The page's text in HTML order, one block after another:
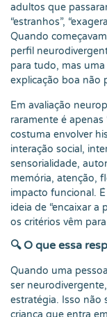
adultos que
“estranhos”,
Quando
perfil
para tudo, mas uma
explicação boa não
Em avaliação
raramente é apenas
costuma envolver
interação social,
sensorialidade,
memória, atenção,
impacto funcional.
ideia de “encaixar a
os critérios vêm
🔍 O que essa
Quando uma
ser
estratégia. Isso não
criança que entra